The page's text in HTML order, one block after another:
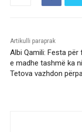
Artikulli paraprak
Albi Qamili: Festa për
e madhe tashmë ka
Tetova vazhdon